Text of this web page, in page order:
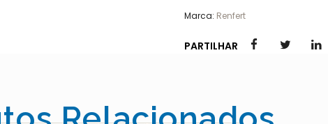
Marca: Renfert
PARTILHAR